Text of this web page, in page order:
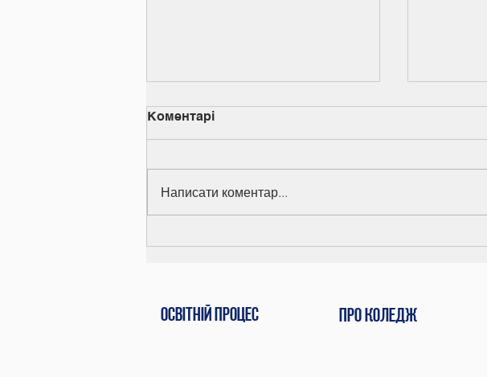
Вручення дипломів
Коментарі
Написати коментар...
Освітній процес Про коледж